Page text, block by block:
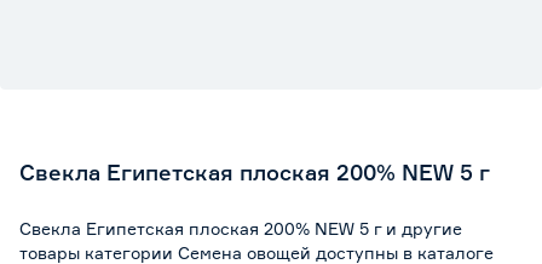
Свекла Египетская плоская 200% NEW 5 г
Свекла Египетская плоская 200% NEW 5 г и другие
товары категории Семена овощей доступны в каталоге